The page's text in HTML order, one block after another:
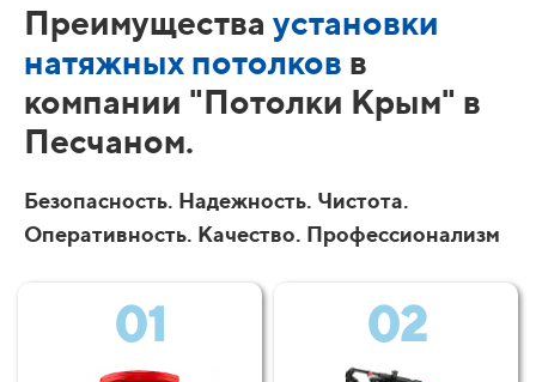
Преимущества установки
натяжных потолков в
компании "Потолки Крым" в
Песчаном.
Безопасность. Надежность. Чистота.
Оперативность. Качество. Профессионализм
01 02